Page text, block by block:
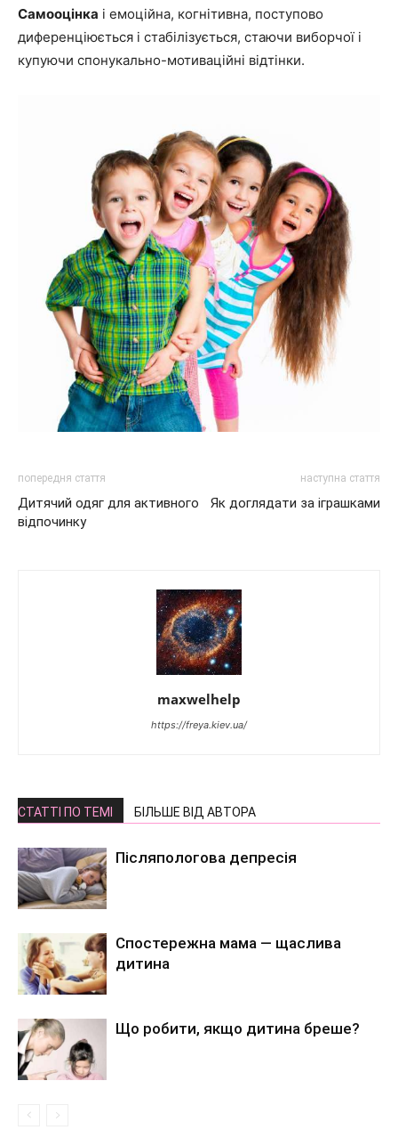
Самооцінка і емоційна, когнітивна, поступово
диференціюється і стабілізується, стаючи виборчої і
купуючи спонукально-мотиваційні відтінки.
попередня стаття
Дитячий одяг для активного
відпочинку
наступна стаття
Як доглядати за іграшками
maxwelhelp
https://freya.kiev.ua/
СТАТТІ ПО ТЕМІ БІЛЬШЕ ВІД АВТОРА
Післяпологова депресія
Спостережна мама — щаслива
дитина
Що робити, якщо дитина бреше?